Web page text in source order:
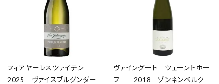
フィアヤーレスツァイテン
2025 ヴァイスブルグンダー
ヴァイングート ツェーントホー
フ 2018 ゾンネンベルク